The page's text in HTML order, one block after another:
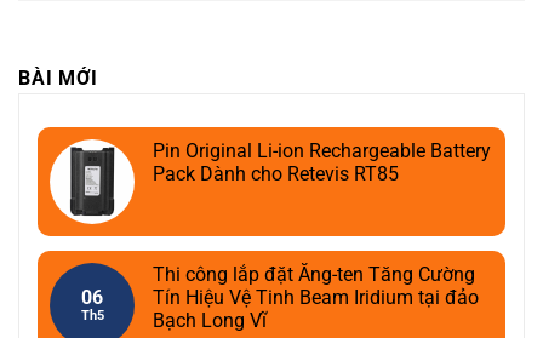
BÀI MỚI
Pin Original Li-ion Rechargeable Battery
Pack Dành cho Retevis RT85
06
Th5
Thi công lắp đặt Ăng-ten Tăng Cường
Tín Hiệu Vệ Tinh Beam Iridium tại đảo
Bạch Long Vĩ